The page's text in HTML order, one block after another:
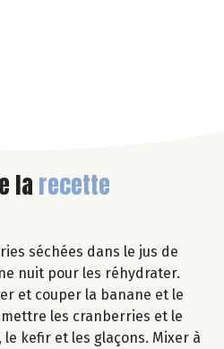
larecette
séchées dans le jus de
nuit pour les réhydrater.
et couper la banane et le
les cranberries et le
le kefir et les glaçons. Mixer à